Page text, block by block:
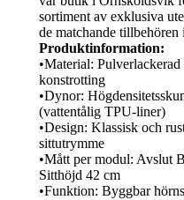
sortiment av exklusiva
de matchande tillbehören
Produktinformation:
•Material:
konstrotting
•Dynor:
(vattentålig TPU-liner)
•Design: Klassisk och
sittutrymme
•Mått per modul: Avslut
Sitthöjd 42 cm
•Funktion: Byggbar